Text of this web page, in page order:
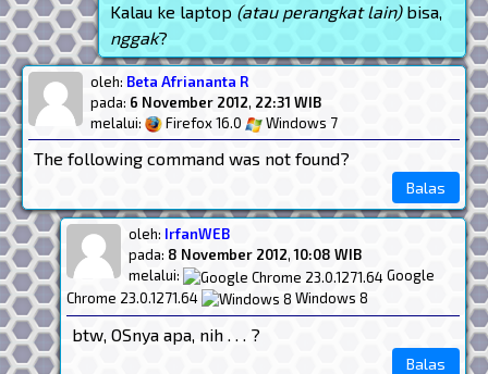
Kalau ke laptop (atau perangkat lain)bisa,
nggak?
oleh: Beta Afriananta R
pada: 6 November 2012, 22:31 WIB
melalui:
Firefox 16.0 Windows 7
The following command was not found?
Balas
oleh: IrfanWEB
pada: 8 November 2012,10:08 WIB
melalui:
Google
Chrome 23.0.1271.64
Windows 8
btw, OSnya apa, nih . . . ?
Balas